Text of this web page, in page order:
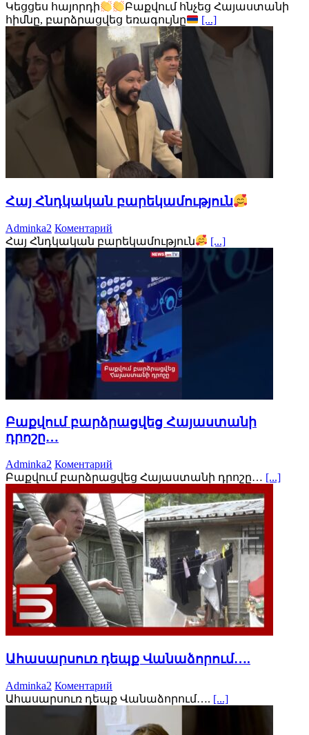
Կեցցես հայորդի
Բաքվում հնչեց Հայաստանի
հիմնը, բարձրացվեց եռագույնը
[...]
Հայ Հնդկական բարեկամություն
Adminka2 Коментарий
Հայ Հնդկական բարեկամություն
[...]
Բաքվում բարձրացվեց Հայաստանի
դրոշը…
Adminka2 Коментарий
Բաքվում բարձրացվեց Հայաստանի դրոշը… [...]
Ահասարսուռ դեպք Վանաձորում….
Adminka2 Коментарий
Ահասարսուռ դեպք Վանաձորում…. [...]